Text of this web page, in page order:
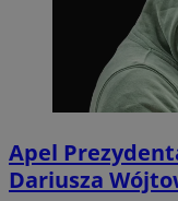
Apel
Dariusza